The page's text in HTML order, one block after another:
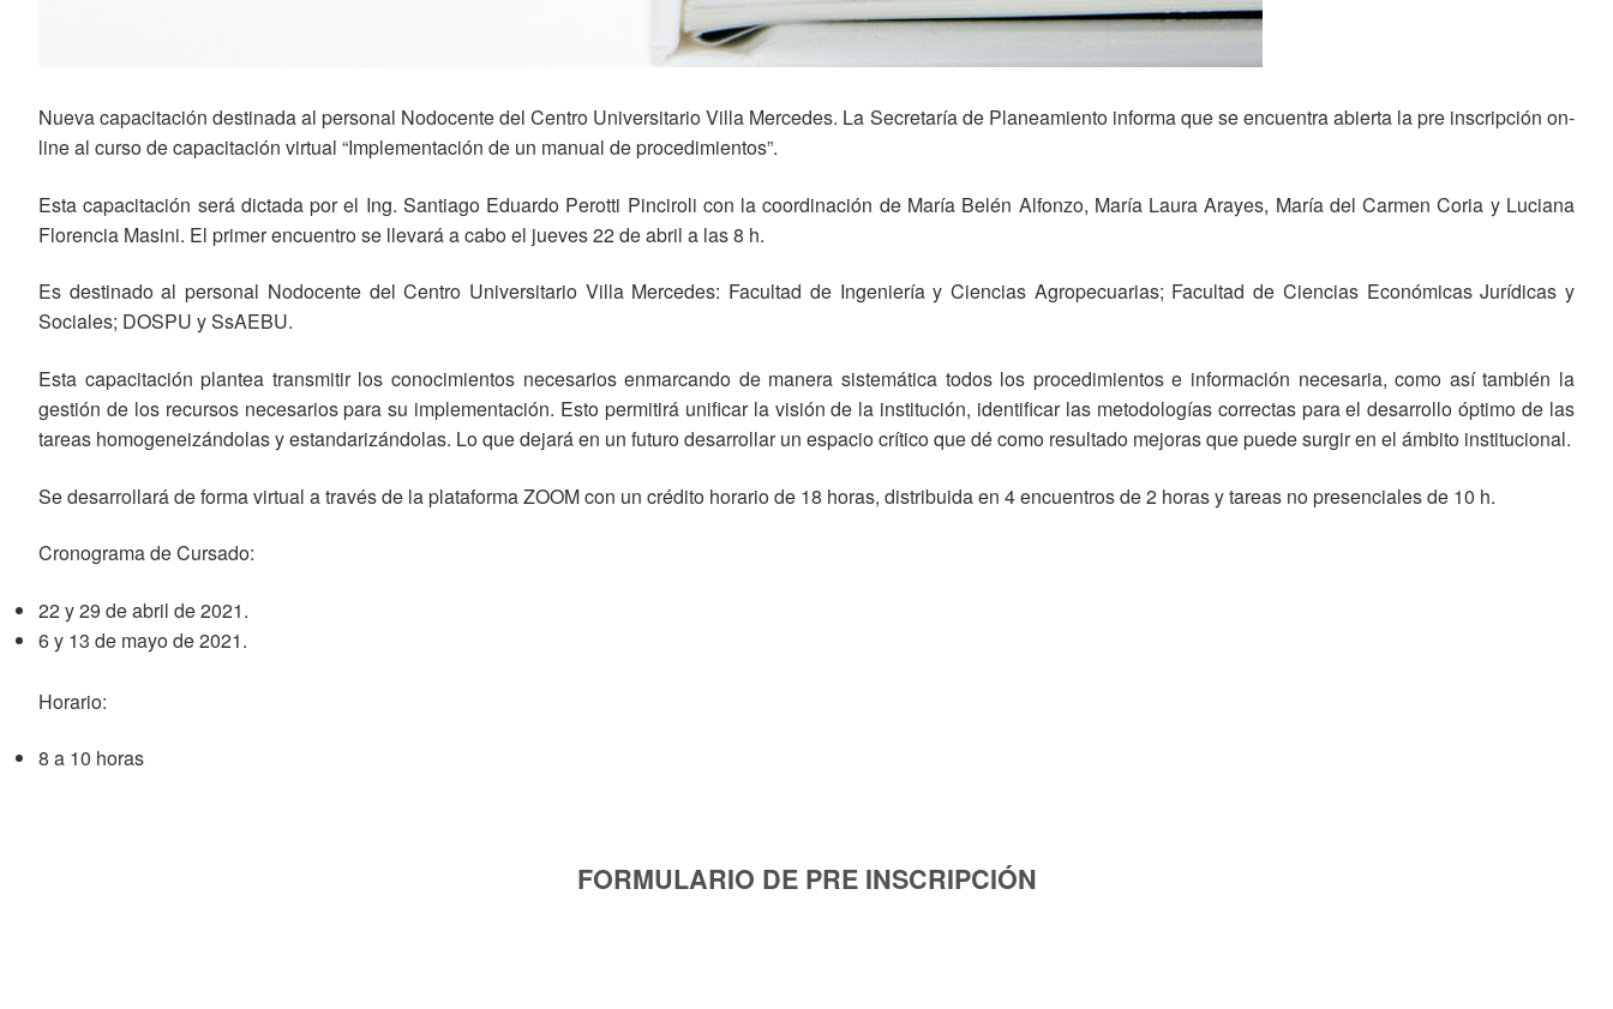
Nueva capacitación destinada al personal Nodocente del Centro Universitario Villa Mercedes. La Secretaría de Planeamiento informa que se encuentra abierta la pre inscripción on-
line al curso de capacitación virtual “Implementación de un manual de procedimientos”.
Esta capacitación será dictada por el Ing. Santiago Eduardo Perotti Pinciroli con la coordinación de María Belén Alfonzo, María Laura Arayes, María del Carmen Coria y Luciana
Florencia Masini. El primer encuentro se llevará a cabo el jueves 22 de abril a las 8 h.
Es destinado al personal Nodocente del Centro Universitario Villa Mercedes: Facultad de Ingeniería y Ciencias Agropecuarias; Facultad de Ciencias Económicas Jurídicas y
Sociales; DOSPU y SsAEBU.
Esta capacitación plantea transmitir los conocimientos necesarios enmarcando de manera sistemática todos los procedimientos e información necesaria, como así también la
gestión de los recursos necesarios para su implementación. Esto permitirá unificar la visión de la institución, identificar las metodologías correctas para el desarrollo óptimo de las
tareas homogeneizándolas y estandarizándolas. Lo que dejará en un futuro desarrollar un espacio crítico que dé como resultado mejoras que puede surgir en el ámbito institucional.
Se desarrollará de forma virtual a través de la plataforma ZOOM con un crédito horario de 18 horas, distribuida en 4 encuentros de 2 horas y tareas no presenciales de 10 h.
Cronograma de Cursado:
22 y 29 de abril de 2021.
6 y 13 de mayo de 2021.
Horario:
8 a 10 horas
FORMULARIO DE PRE INSCRIPCIÓN